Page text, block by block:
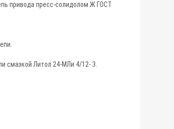
привода пресс-солидолом Ж ГОСТ
смазкой Литол 24-МЛи 4/12- 3.